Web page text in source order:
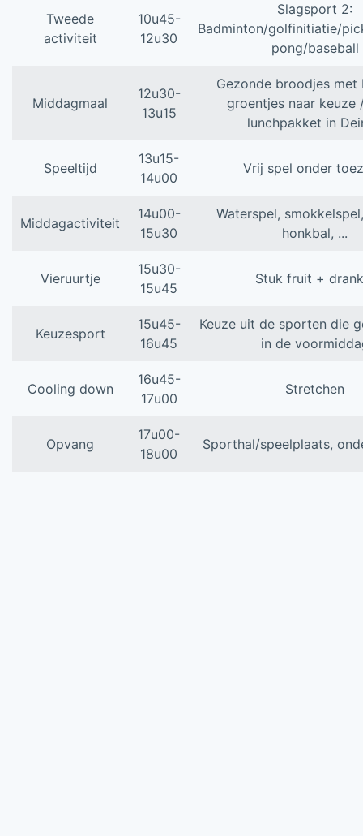
Tweede
activiteit
10u45-
12u30
Slagsport 2:
Badminton/golfinitiatie/
pong/baseball
Middagmaal
12u30-
13u15
Gezonde broodjes met
groentjes naar keuze
lunchpakket in
Speeltijd
13u15-
14u00
Vrij spel onder
Middagactiviteit
14u00-
15u30
Waterspel,
honkbal, ...
Vieruurtje
15u30-
15u45
Stuk fruit +
Keuzesport
15u45-
16u45
Keuze uit de sporten die
in de
Cooling down
16u45-
17u00
Stretchen
Opvang
17u00-
18u00
Sporthal/speelplaats,